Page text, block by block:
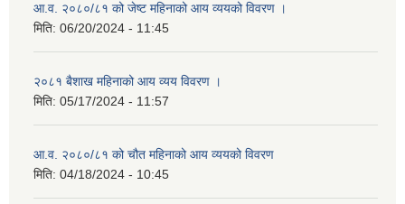
आ.व. २०८०/८१ को जेष्ट महिनाको आय व्ययको विवरण ।
मिति: 06/20/2024 - 11:45
२०८१ बैशाख महिनाको आय व्यय विवरण ।
मिति: 05/17/2024 - 11:57
आ.व. २०८०/८१ को चौत महिनाको आय व्ययको विवरण
मिति: 04/18/2024 - 10:45